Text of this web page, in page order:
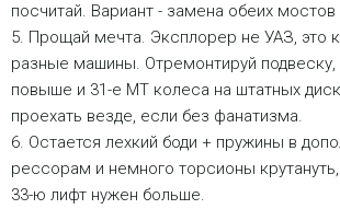
посчитай. Вариант - замена обеих
5. Прощай мечта. Эксплорер не УАЗ, это
разные машины. Отремонтируй подвеску,
повыше и 31-е МТ колеса на штатных
проехать везде, если без фанатизма.
6. Остается лехкий боди + пружины в
рессорам и немного торсионы крутануть,
33-ю лифт нужен больше.